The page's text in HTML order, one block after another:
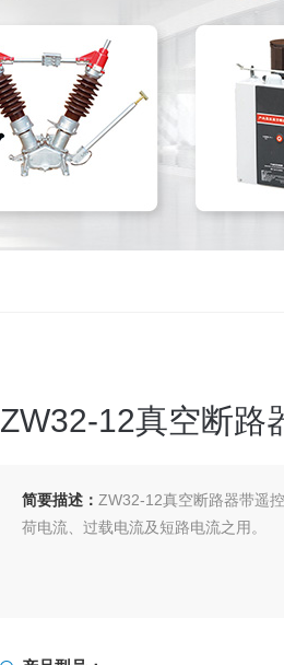
ZW32-12真空断路
简要描述： ZW32-12真空断路器带遥
荷电流、过载电流及短路电流之用。